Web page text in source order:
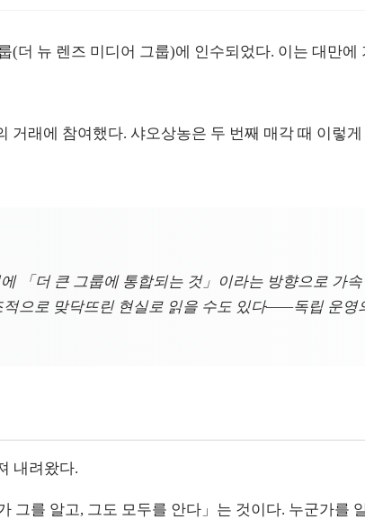
(더 뉴 렌즈 미디어 그룹)에 인수되었다. 이는 대만
래에 참여했다. 샤오상농은 두 번째 매각 때 이렇
「더 큰 그룹에 통합되는 것」이라는 방향으로 가
으로 맞닥뜨린 현실로 읽을 수도 있다——독립 운
내려왔다.
를 알고, 그도 모두를 안다」는 것이다. 누군가를